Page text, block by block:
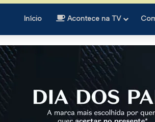
Início Acontece na TV